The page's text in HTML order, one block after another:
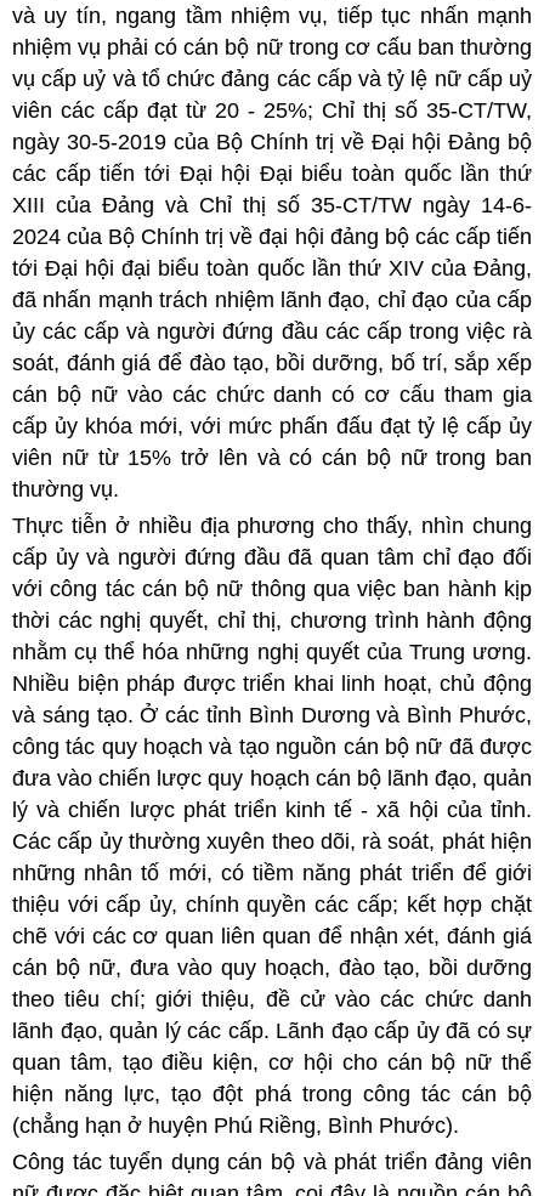
và uy tín, ngang tầm nhiệm vụ, tiếp tục nhấn mạnh
nhiệm vụ phải có cán bộ nữ trong cơ cấu ban thường
vụ cấp uỷ và tổ chức đảng các cấp và tỷ lệ nữ cấp uỷ
viên các cấp đạt từ 20 - 25%; Chỉ thị số 35-CT/TW,
ngày 30-5-2019 của Bộ Chính trị về Đại hội Đảng bộ
các cấp tiến tới Đại hội Đại biểu toàn quốc lần thứ
XIII của Đảng và Chỉ thị số 35-CT/TW ngày 14-6-
2024 của Bộ Chính trị về đại hội đảng bộ các cấp tiến
tới Đại hội đại biểu toàn quốc lần thứ XIV của Đảng,
đã nhấn mạnh trách nhiệm lãnh đạo, chỉ đạo của cấp
ủy các cấp và người đứng đầu các cấp trong việc rà
soát, đánh giá để đào tạo, bồi dưỡng, bố trí, sắp xếp
cán bộ nữ vào các chức danh có cơ cấu tham gia
cấp ủy khóa mới, với mức phấn đấu đạt tỷ lệ cấp ủy
viên nữ từ 15% trở lên và có cán bộ nữ trong ban
thường vụ.
Thực tiễn ở nhiều địa phương cho thấy, nhìn chung
cấp ủy và người đứng đầu đã quan tâm chỉ đạo đối
với công tác cán bộ nữ thông qua việc ban hành kịp
thời các nghị quyết, chỉ thị, chương trình hành động
nhằm cụ thể hóa những nghị quyết của Trung ương.
Nhiều biện pháp được triển khai linh hoạt, chủ động
và sáng tạo. Ở các tỉnh Bình Dương và Bình Phước,
công tác quy hoạch và tạo nguồn cán bộ nữ đã được
đưa vào chiến lược quy hoạch cán bộ lãnh đạo, quản
lý và chiến lược phát triển kinh tế - xã hội của tỉnh.
Các cấp ủy thường xuyên theo dõi, rà soát, phát hiện
những nhân tố mới, có tiềm năng phát triển để giới
thiệu với cấp ủy, chính quyền các cấp; kết hợp chặt
chẽ với các cơ quan liên quan để nhận xét, đánh giá
cán bộ nữ, đưa vào quy hoạch, đào tạo, bồi dưỡng
theo tiêu chí; giới thiệu, đề cử vào các chức danh
lãnh đạo, quản lý các cấp. Lãnh đạo cấp ủy đã có sự
quan tâm, tạo điều kiện, cơ hội cho cán bộ nữ thể
hiện năng lực, tạo đột phá trong công tác cán bộ
(chẳng hạn ở huyện Phú Riềng, Bình Phước).
Công tác tuyển dụng cán bộ và phát triển đảng viên